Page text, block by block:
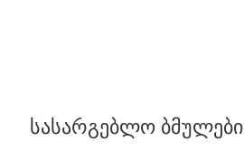
ᲡᲐᲡᲐᲠᲒᲔᲑᲚᲝ ᲑᲛᲣᲚᲔᲑᲘ